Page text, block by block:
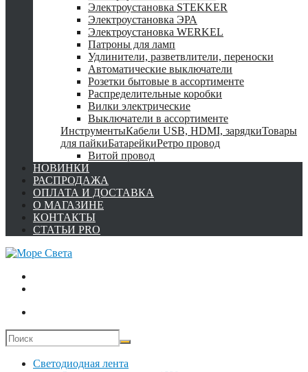
Электроустановка STEKKER
Электроустановка ЭРА
Электроустановка WERKEL
Патроны для ламп
Удлинители, разветвлители, переноски
Автоматические выключатели
Розетки бытовые в ассортименте
Распределительные коробки
Вилки электрические
Выключатели в ассортименте
ИнструментыКабели USB, HDMI, зарядкиТовары
для пайкиБатарейкиРетро провод
Витой провод
НОВИНКИ
РАСПРОДАЖА
ОПЛАТА И ДОСТАВКА
О МАГАЗИНЕ
КОНТАКТЫ
СТАТЬИ PRO
Светодиодная лента